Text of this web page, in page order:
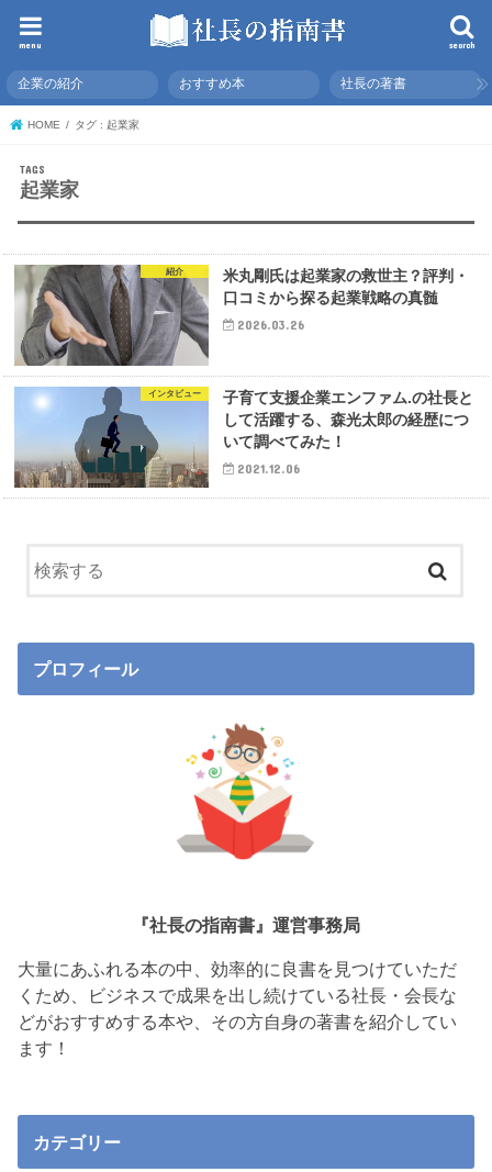
search
menu
企業の紹介 おすすめ本 社長の著書
HOME タグ : 起業家
起業家
紹介
米丸剛氏は起業家の救世主？評判・
口コミから探る起業戦略の真髄
2026.03.26
インタビュー
子育て支援企業エンファム.の社長と
して活躍する、森光太郎の経歴につ
いて調べてみた！
2021.12.06
プロフィール
『社長の指南書』運営事務局
大量にあふれる本の中、効率的に良書を見つけていただ
くため、ビジネスで成果を出し続けている社長・会長な
どがおすすめする本や、その方自身の著書を紹介してい
ます！
カテゴリー